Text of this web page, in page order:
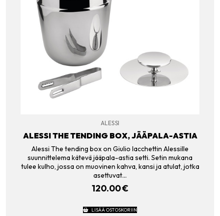
ALESSI
ALESSI THE TENDING BOX, JÄÄPALA-ASTIA
Alessi The tending box on Giulio Iacchettin Alessille
suunnittelema kätevä jääpala-astia setti. Setin mukana
tulee kulho, jossa on muovinen kahva, kansi ja atulat, jotka
asettuvat…
120.00€
LISÄÄ OSTOSKORIIN